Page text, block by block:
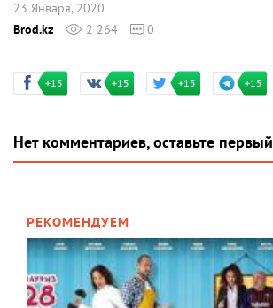
23 Января, 2020
Brod.kz
2 264 0
+15 +15 +15 +15
Нет комментариев, оставьте первый
РЕКОМЕНДУЕМ